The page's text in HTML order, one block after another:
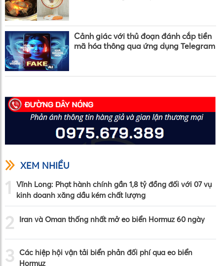
Cảnh giác với thủ đoạn đánh cắp tiền
mã hóa thông qua ứng dụng Telegram
XEM NHIỀU
1
Vĩnh Long: Phạt hành chính gần 1,8 tỷ đồng đối với 07 vụ
kinh doanh xăng dầu kém chất lượng
2 Iran và Oman thống nhất mở eo biển Hormuz 60 ngày
3 Các hiệp hội vận tải biển phản đối phí qua eo biển
Hormuz